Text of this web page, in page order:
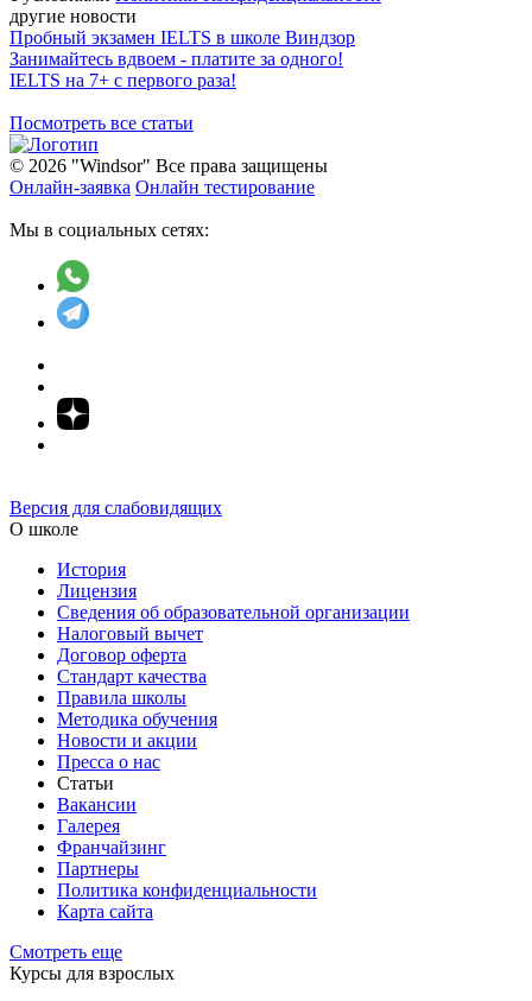
другие новости
Пробный экзамен IELTS в школе Виндзор
Занимайтесь вдвоем - платите за одного!
IELTS на 7+ с первого раза!
Посмотреть все статьи
© 2026 "Windsor" Все права защищены
Онлайн-заявка Онлайн тестирование
Мы в социальных сетях:
Версия для слабовидящих
О школе
История
Лицензия
Сведения об образовательной организации
Налоговый вычет
Договор оферта
Стандарт качества
Правила школы
Методика обучения
Новости и акции
Пресса о нас
Статьи
Вакансии
Галерея
Франчайзинг
Партнеры
Политика конфиденциальности
Карта сайта
Смотреть еще
Курсы для взрослых